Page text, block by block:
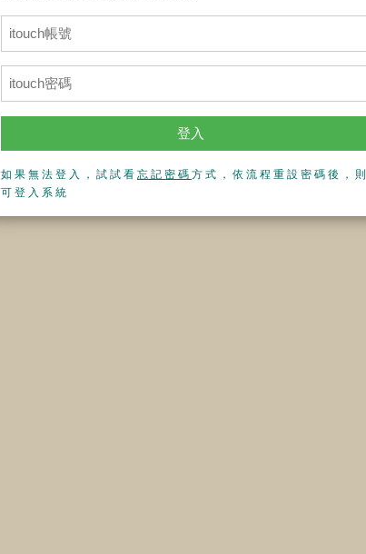
登入
如果無法登入，試試看 忘記密碼 方式，依流程重設密碼後，則
可登入系統